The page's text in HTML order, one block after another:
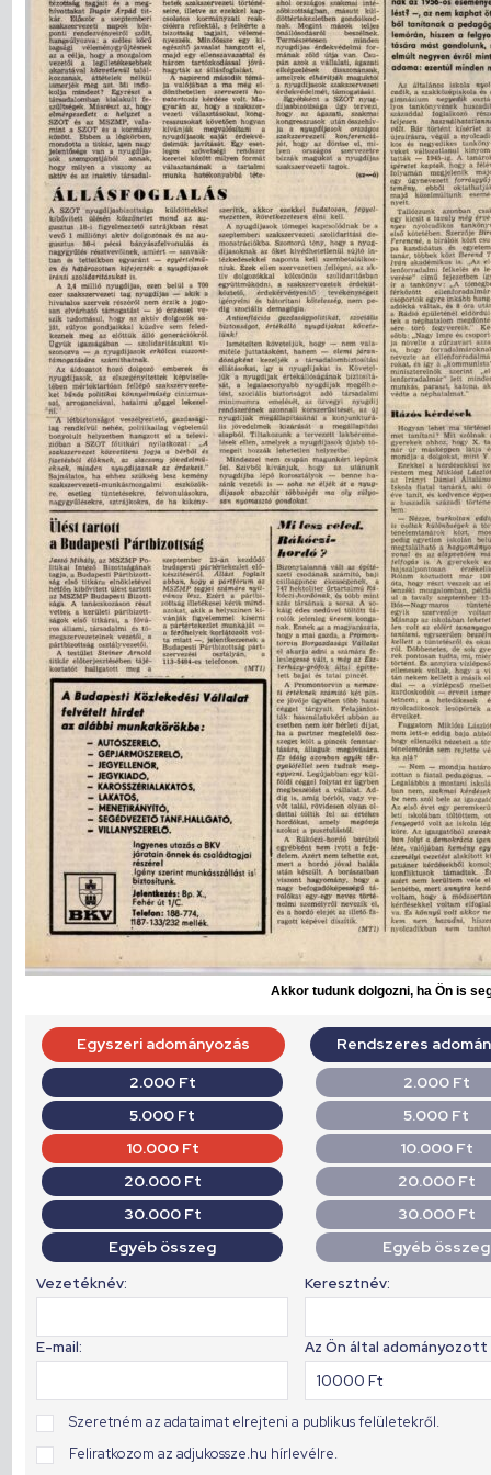
Akkor tudunk dolgozni, ha Ön is